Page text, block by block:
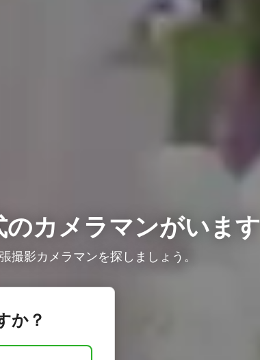
のカメラマンがいます
撮影カメラマンを探しましょう。
か？